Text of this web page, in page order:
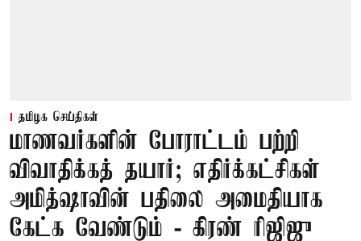
தமிழக செய்திகள்
மாணவர்களின் போராட்டம் பற்றி
விவாதிக்கத் தயார்; எதிர்க்கட்சிகள்
அமித்ஷாவின் பதிலை அமைதியாக
கேட்க வேண்டும் - கிரண் ரிஜிஜு